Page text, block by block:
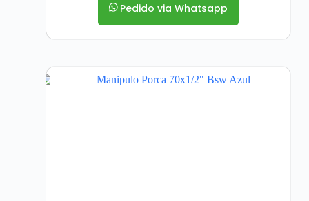
Pedido via Whatsapp